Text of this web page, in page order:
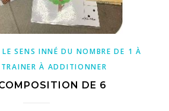
LE SENS INNÉ DU NOMBRE DE 1 À
À ADDITIONNER
DE 6